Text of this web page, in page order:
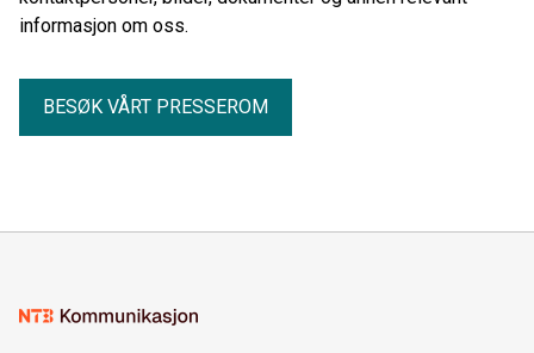
informasjon om oss.
BESØK VÅRT PRESSEROM